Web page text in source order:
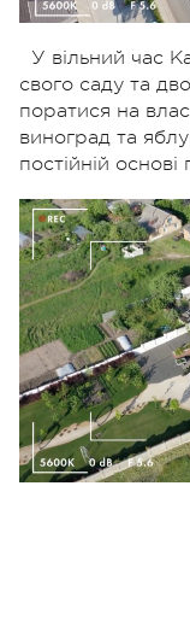
У вільний час
свого саду та
поратися на
виноград та
постійній